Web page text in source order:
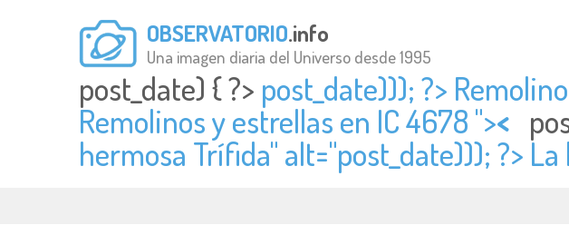
OBSERVATORIO.info
Una imagen diaria del Universo desde 1995
post_date) { ?> post_date))); ?>
Remolinos y estrellas en IC 4678 "><
hermosa Trífida" alt="post_date))); ?>